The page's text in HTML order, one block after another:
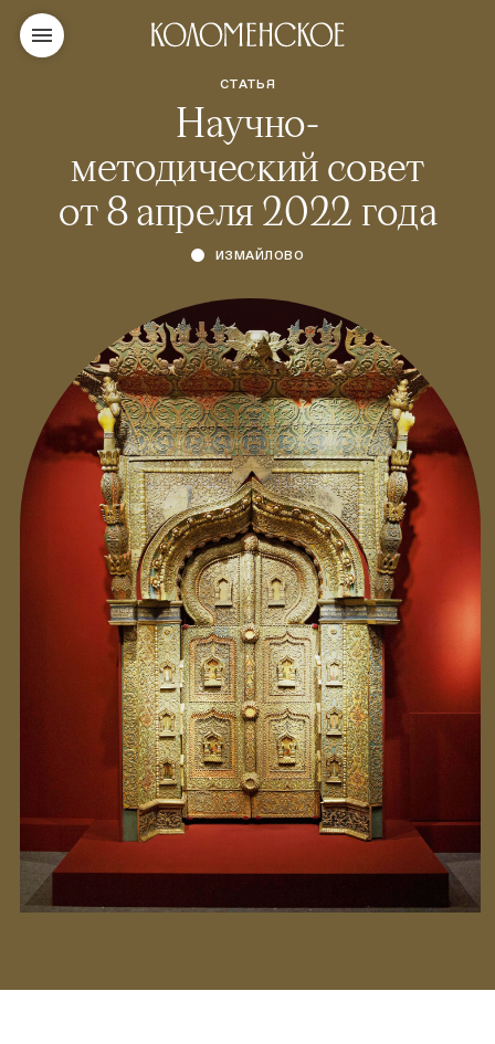
СТАТЬЯ
Научно-
методический совет
от 8 апреля 2022 года
ИЗМАЙЛОВО